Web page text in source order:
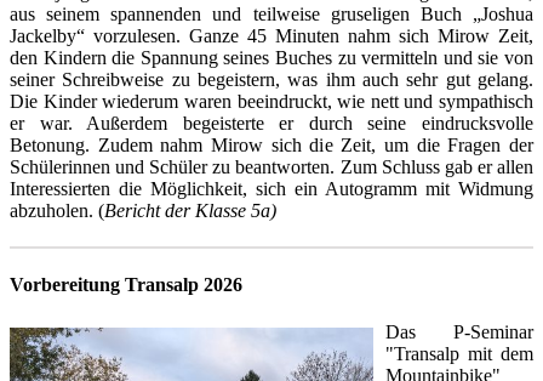
aus seinem spannenden und teilweise gruseligen Buch „Joshua
Jackelby“ vorzulesen. Ganze 45 Minuten nahm sich Mirow Zeit,
den Kindern die Spannung seines Buches zu vermitteln und sie von
seiner Schreibweise zu begeistern, was ihm auch sehr gut gelang.
Die Kinder wiederum waren beeindruckt, wie nett und sympathisch
er war. Außerdem begeisterte er durch seine eindrucksvolle
Betonung. Zudem nahm Mirow sich die Zeit, um die Fragen der
Schülerinnen und Schüler zu beantworten. Zum Schluss gab er allen
Interessierten die Möglichkeit, sich ein Autogramm mit Widmung
abzuholen. (Bericht der Klasse 5a)
Vorbereitung Transalp 2026
Das P-Seminar
"Transalp mit dem
Mountainbike"